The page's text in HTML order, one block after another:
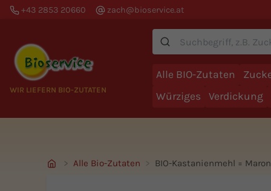
+43 2853 20660 zach@bioservice.at
WIR LIEFERN BIO-ZUTATEN
Suche
Alle BIO-Zutaten
Würziges
Verdickung
Alle Bio-Zutaten BIO-Kastanienmehl =